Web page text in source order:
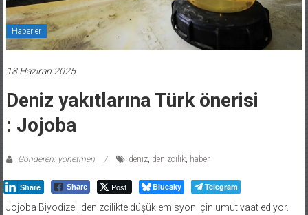
Haberler
18 Haziran 2025
Deniz yakıtlarına Türk önerisi
: Jojoba
Gönderen: yonetmen deniz, denizcilik, haber
Share Share Post Bluesky Telegram
Jojoba Biyodizel, denizcilikte düşük emisyon için umut vaat ediyor.